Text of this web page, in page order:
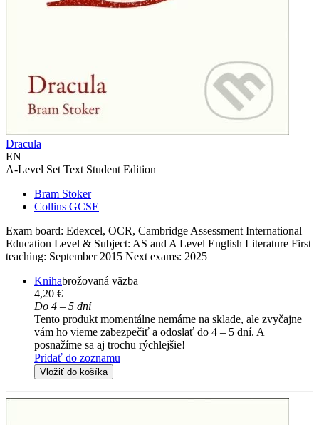
Dracula
EN
A-Level Set Text Student Edition
Bram Stoker
Collins GCSE
Exam board: Edexcel, OCR, Cambridge Assessment International
Education Level & Subject: AS and A Level English Literature First
teaching: September 2015 Next exams: 2025
Knihabrožovaná väzba
4,20 €
Do 4 – 5 dní
Tento produkt momentálne nemáme na sklade, ale zvyčajne
vám ho vieme zabezpečiť a odoslať do 4 – 5 dní. A
posnažíme sa aj trochu rýchlejšie!
Pridať do zoznamu
Vložiť do košíka